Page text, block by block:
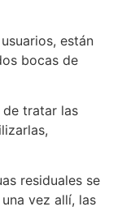
están
bocas de
de tratar las
residuales se
vez allí, las